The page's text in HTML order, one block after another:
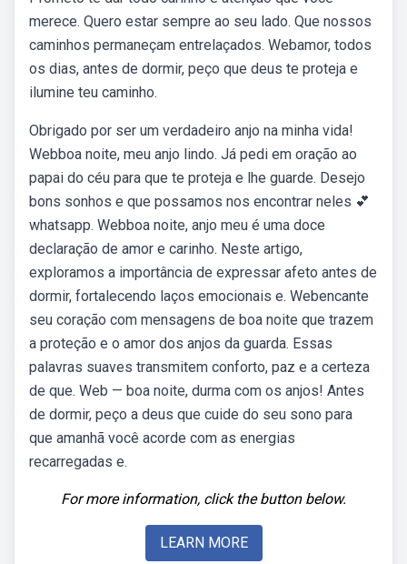
merece. Quero estar sempre ao seu lado. Que nossos
caminhos permaneçam entrelaçados. Webamor, todos
os dias, antes de dormir, peço que deus te proteja e
ilumine teu caminho.
Obrigado por ser um verdadeiro anjo na minha vida!
Webboa noite, meu anjo lindo. Já pedi em oração ao
papai do céu para que te proteja e lhe guarde. Desejo
bons sonhos e que possamos nos encontrar neles 💕
whatsapp. Webboa noite, anjo meu é uma doce
declaração de amor e carinho. Neste artigo,
exploramos a importância de expressar afeto antes de
dormir, fortalecendo laços emocionais e. Webencante
seu coração com mensagens de boa noite que trazem
a proteção e o amor dos anjos da guarda. Essas
palavras suaves transmitem conforto, paz e a certeza
de que. Web — boa noite, durma com os anjos! Antes
de dormir, peço a deus que cuide do seu sono para
que amanhã você acorde com as energias
recarregadas e.
For more information, click the button below.
LEARN MORE